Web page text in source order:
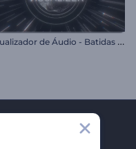
V
isualizador de Áudio - Batidas Pulsantes
da